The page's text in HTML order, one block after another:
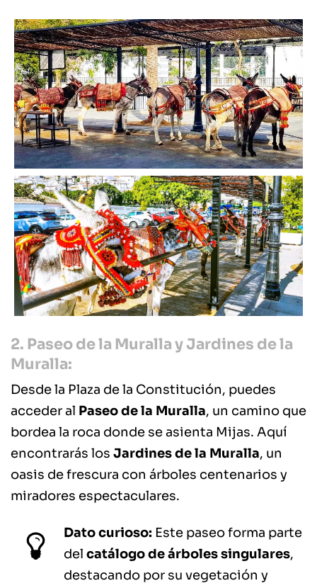
2. Paseo de la Muralla y Jardines de la
Muralla:
Desde la Plaza de la Constitución, puedes
acceder al Paseo de la Muralla, un camino que
bordea la roca donde se asienta Mijas. Aquí
encontrarás los Jardines de la Muralla, un
oasis de frescura con árboles centenarios y
miradores espectaculares.
Dato curioso: Este paseo forma parte
del catálogo de árboles singulares,
destacando por su vegetación y